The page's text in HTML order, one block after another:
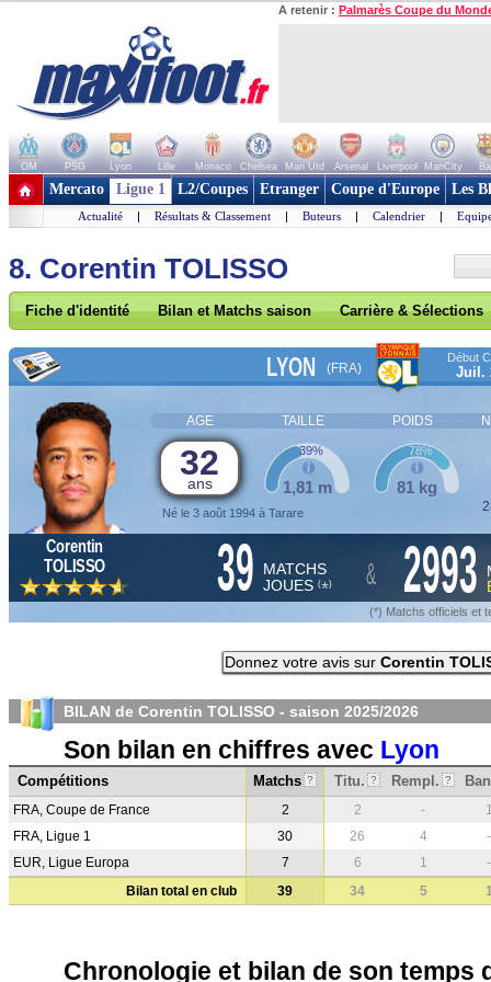
A retenir : Palmarès Coupe du
OM PSG Lyon Lille Monaco Chelsea Man Utd Arsenal Liverpool ManCity
+ de clubs
Mercato Ligue 1 L2/Coupes Etranger Coupe d'Europe Les
Actualité | Résultats & Classement | Buteurs | Calendrier |
8. Corentin TOLISSO
Fiche d'identité Bilan et Matchs saison Carrière & Sélections
LYON (FRA)
Début
Juil.
AGE TAILLE POIDS
32
ans
Né le 3 août 1994 à Tarare
1,81 m
39%
81 kg
78%
Corentin
TOLISSO
39 MATCHS
JOUES (*) & 2993
(*) Matchs officiels et
Donnez votre avis sur Corentin
BILAN de Corentin TOLISSO - saison 2025/2026
Son bilan en chiffres avec Lyon
Compétitions Matchs ? Titu. ? Rempl. ?
FRA, Coupe de France 2 2 -
FRA, Ligue 1
30 26 4
-
EUR, Ligue Europa
7 6 1
-
Bilan total en club
39 34 5
Chronologie et bilan de son temps